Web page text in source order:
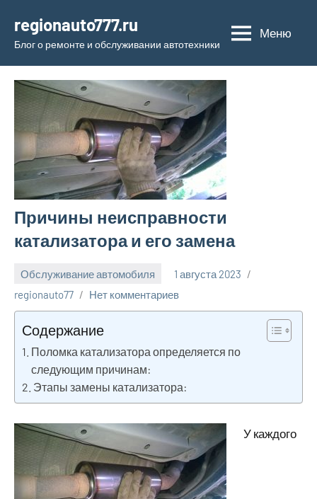
содержимому
regionauto777.ru
Блог о ремонте и обслуживании автотехники
Меню
Причины неисправности
катализатора и его замена
Обслуживание автомобиля
1 августа 2023
regionauto77
Нет комментариев
Содержание
Поломка катализатора определяется по
следующим причинам:
Этапы замены катализатора:
У каждого